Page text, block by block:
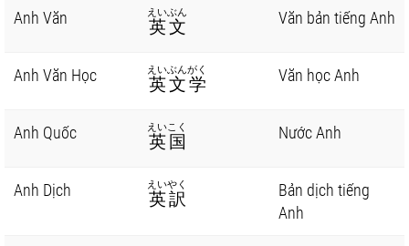
Anh Văn 英文
えいぶん Văn bản tiếng Anh
Anh Văn Học 英文学
えいぶんがく Văn học Anh
Anh Quốc 英国
えいこく Nước Anh
Anh Dịch 英訳
えいやく
Bản dịch tiếng
Anh